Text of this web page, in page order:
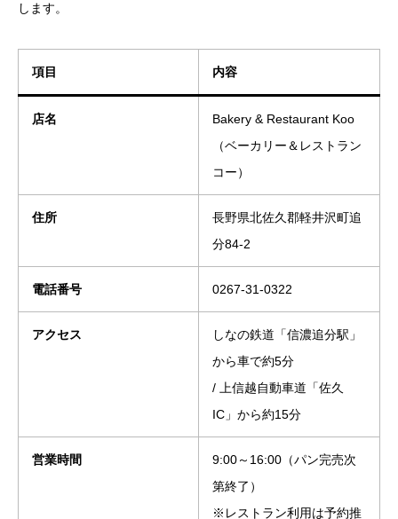
します。
項目 内容
店名
Bakery & Restaurant Koo
（ベーカリー＆レストラン
コー）
住所
長野県北佐久郡軽井沢町追
分84-2
電話番号 0267-31-0322
アクセス
しなの鉄道「信濃追分駅」
から車で約5分
/ 上信越自動車道「佐久
IC」から約15分
営業時間
9:00～16:00（パン完売次
第終了）
※レストラン利用は予約推